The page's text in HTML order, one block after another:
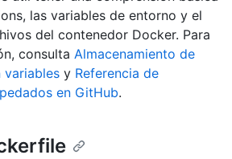
las variables de entorno y el
del contenedor Docker. Para
consulta Almacenamiento de
variables y Referencia de
en GitHub.